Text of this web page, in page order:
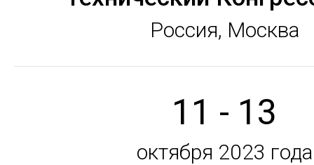
Россия, Москва
11 - 13
октября 2023 года